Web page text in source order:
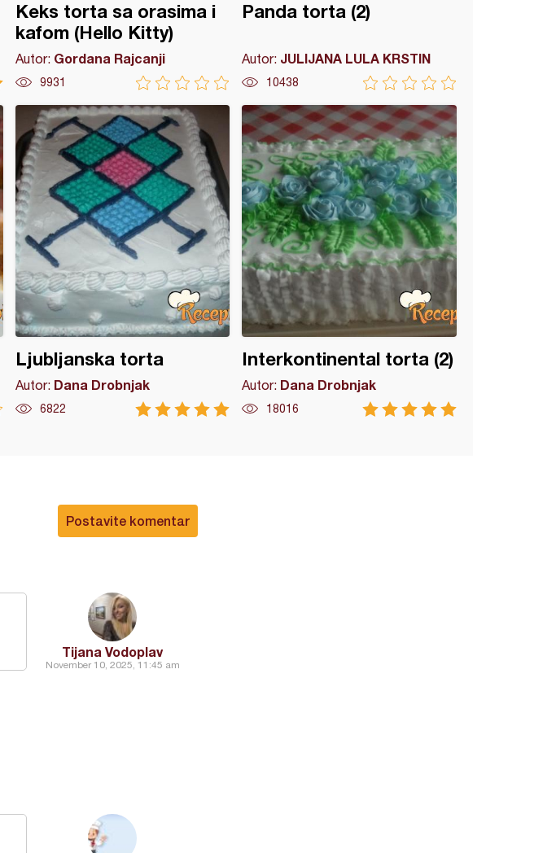
Keks torta sa orasima i
kafom (Hello Kitty)
Autor: Gordana Rajcanji
9931
Panda torta (2)
Autor: JULIJANA LULA KRSTIN
10438
Ljubljanska torta
Autor: Dana Drobnjak
6822
Interkontinental torta (2)
Autor: Dana Drobnjak
18016
Postavite komentar
Tijana Vodoplav
November 10, 2025, 11:45 am